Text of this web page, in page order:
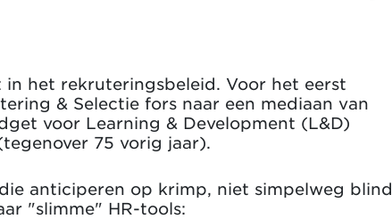
het rekruteringsbeleid. Voor het eerst
& Selectie fors naar een mediaan van
voor Learning & Development (L&D)
75 vorig jaar).
anticiperen op krimp, niet simpelweg blind
"slimme" HR-tools: